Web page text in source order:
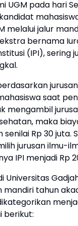
UGM pada hari
melalui jalur
bernama
(IPI), sering
saat
mengambil
maka
Rp 30 juta.
jurusan ilmu-
IPI menjadi Rp
Universitas
mandiri tahun
berikut: